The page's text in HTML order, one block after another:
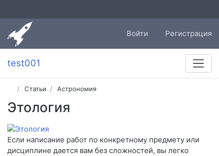
Войти Регистрация
test001
Статьи Астрономия
Этология
Если написание работ по конкретному предмету или
дисциплине дается вам без сложностей, вы легко